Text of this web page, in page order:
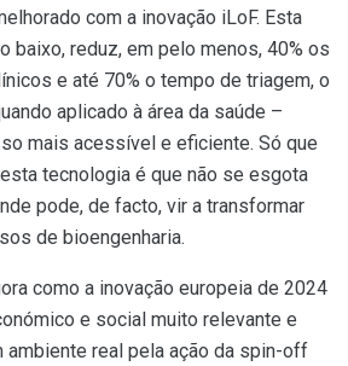
com a inovação iLoF. Esta
baixo, reduz, em pelo menos, 40% os
e até 70% o tempo de triagem, o
aplicado à área da saúde –
mais acessível e eficiente. Só que
tecnologia é que não se esgota
pode, de facto, vir a transformar
de bioengenharia.
como a inovação europeia de 2024
e social muito relevante e
ambiente real pela ação da spin-off